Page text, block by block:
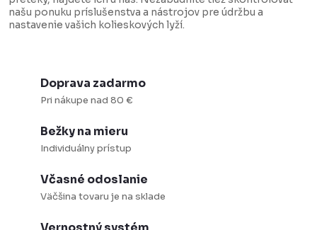
v
k
a
n
našu ponuku príslušenstva a nástrojov pre údržbu a
nastavenie vašich kolieskových lyží.
Doprava zadarmo
Pri nákupe nad 80 €
Bežky na mieru
Individuálny prístup
Včasné odoslanie
Väčšina tovaru je na sklade